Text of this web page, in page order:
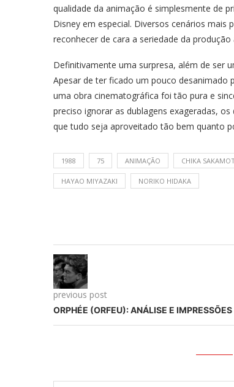
qualidade da animação é simplesmente de
Disney em especial. Diversos cenários
reconhecer de cara a seriedade da
Definitivamente uma surpresa, além de ser
Apesar de ter ficado um pouco desanimado
uma obra cinematográfica foi tão pura e
preciso ignorar as dublagens exageradas,
que tudo seja aproveitado tão bem quanto
1988 75 ANIMAÇÃO CHIKA
HAYAO MIYAZAKI NORIKO HIDAKA
previous post
ORPHÉE (ORFEU): ANÁLISE E IMPRESSÕES